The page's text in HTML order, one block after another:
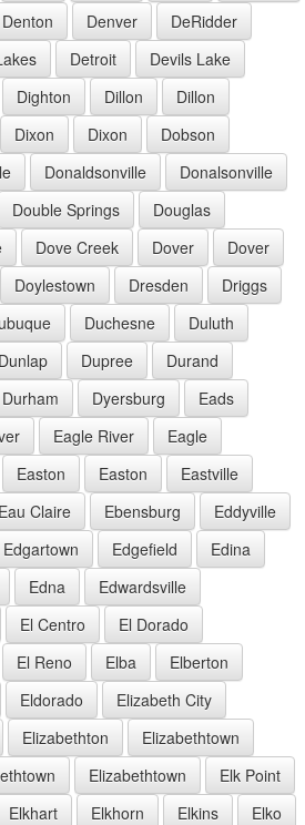
Denton Denver
DeRidder
Detroit
Devils Lake
Dighton Dillon
Dillon
Dixon Dixon
Dobson
Donaldsonville
Donalsonville
Double Springs
Douglas
Dove Creek Dover
Dover
Doylestown Dresden
Driggs
Duchesne
Duluth
Dunlap Dupree
Durand
Durham Dyersburg
Eads
Eagle River
Eagle
Easton Easton
Eastville
Eau Claire Ebensburg
Eddyville
Edgartown Edgefield
Edina
Edna
Edwardsville
El Centro
El Dorado
El Reno Elba
Elberton
Eldorado
Elizabeth City
Elizabethton
Elizabethtown
Elizabethtown
Elk Point
Elkhart Elkhorn Elkins
Elko